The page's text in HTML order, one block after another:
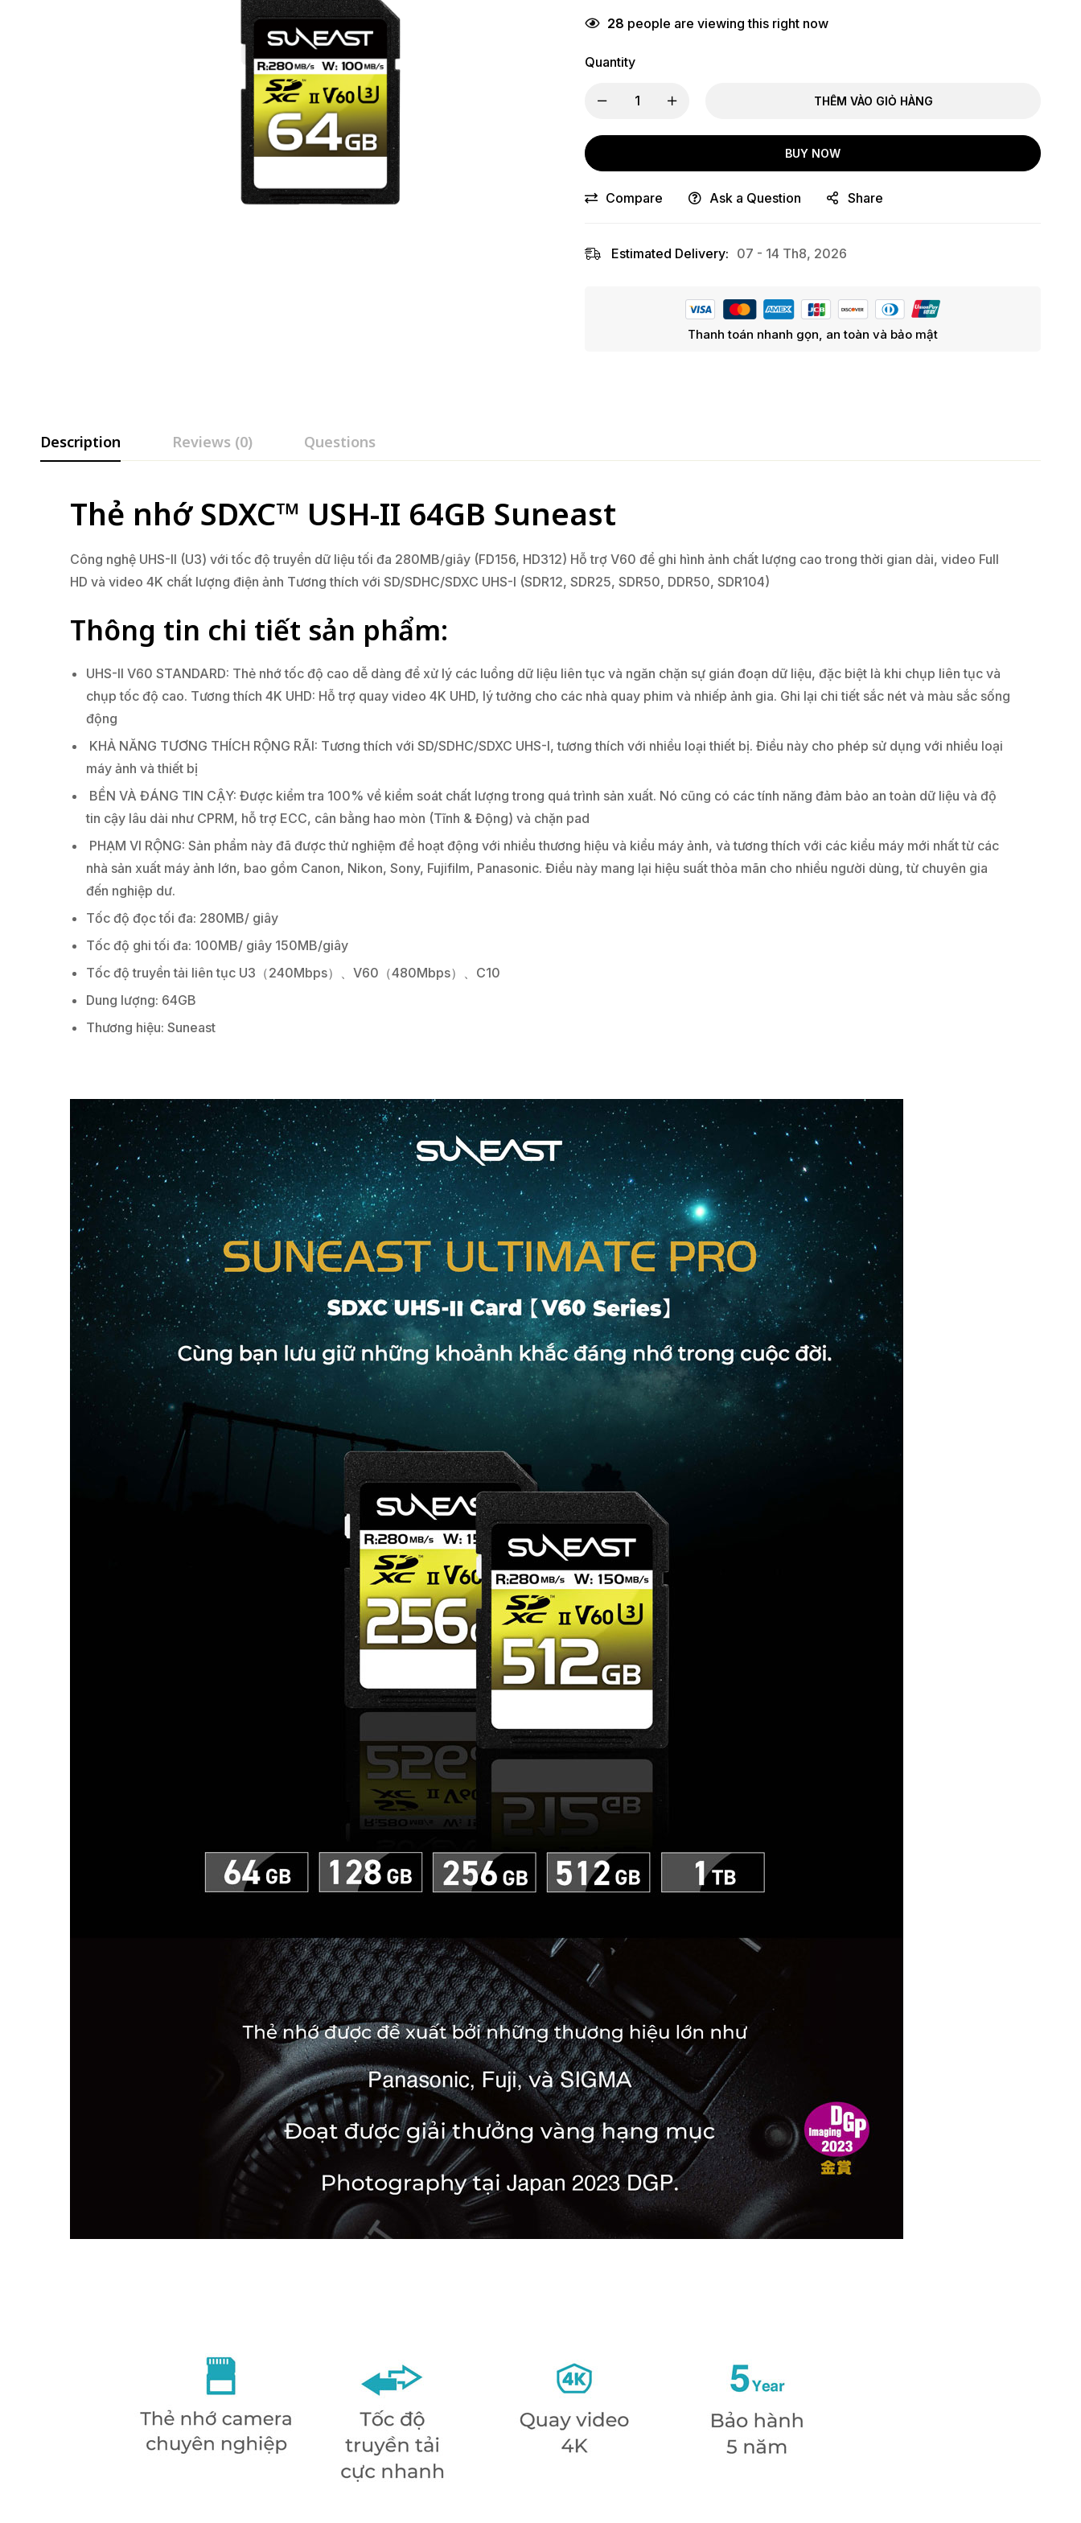
28 people are viewing this right now
Quantity
THÊM VÀO GIỎ HÀNG
BUY NOW
Compare Ask a Question Share
Estimated Delivery: 07 - 14 Th8, 2026
Thanh toán nhanh gọn, an toàn và bảo mật
Description Reviews (0) Questions
Thẻ nhớ SDXC™ USH-II 64GB Suneast
Công nghệ UHS-II (U3) với tốc độ truyền dữ liệu tối đa 280MB/giây (FD156, HD312) Hỗ trợ V60 để ghi hình ảnh chất lượng cao trong thời gian dài, video Full
HD và video 4K chất lượng điện ảnh Tương thích với SD/SDHC/SDXC UHS-I (SDR12, SDR25, SDR50, DDR50, SDR104)
Thông tin chi tiết sản phẩm:
UHS-II V60 STANDARD: Thẻ nhớ tốc độ cao dễ dàng để xử lý các luồng dữ liệu liên tục và ngăn chặn sự gián đoạn dữ liệu, đặc biệt là khi chụp liên tục và
chụp tốc độ cao. Tương thích 4K UHD: Hỗ trợ quay video 4K UHD, lý tưởng cho các nhà quay phim và nhiếp ảnh gia. Ghi lại chi tiết sắc nét và màu sắc sống
động
KHẢ NĂNG TƯƠNG THÍCH RỘNG RÃI: Tương thích với SD/SDHC/SDXC UHS-I, tương thích với nhiều loại thiết bị. Điều này cho phép sử dụng với nhiều loại
máy ảnh và thiết bị
BỀN VÀ ĐÁNG TIN CẬY: Được kiểm tra 100% về kiểm soát chất lượng trong quá trình sản xuất. Nó cũng có các tính năng đảm bảo an toàn dữ liệu và độ
tin cậy lâu dài như CPRM, hỗ trợ ECC, cân bằng hao mòn (Tĩnh & Động) và chặn pad
PHẠM VI RỘNG: Sản phẩm này đã được thử nghiệm để hoạt động với nhiều thương hiệu và kiểu máy ảnh, và tương thích với các kiểu máy mới nhất từ các
nhà sản xuất máy ảnh lớn, bao gồm Canon, Nikon, Sony, Fujifilm, Panasonic. Điều này mang lại hiệu suất thỏa mãn cho nhiều người dùng, từ chuyên gia
đến nghiệp dư.
Tốc độ đọc tối đa: 280MB/ giây
Tốc độ ghi tối đa: 100MB/ giây 150MB/giây
Tốc độ truyền tải liên tục U3（240Mbps）、V60（480Mbps）、C10
Dung lượng: 64GB
Thương hiệu: Suneast